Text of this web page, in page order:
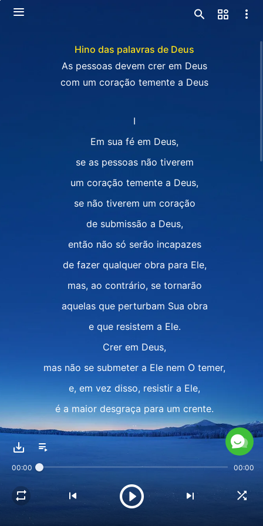
Hino das palavras de Deus
As pessoas devem crer em Deus
com um coração temente a Deus
I
Em sua fé em Deus,
se as pessoas não tiverem
um coração temente a Deus,
se não tiverem um coração
de submissão a Deus,
então não só serão incapazes
de fazer qualquer obra para Ele,
mas, ao contrário, se tornarão
aquelas que perturbam Sua obra
e que resistem a Ele.
Crer em Deus,
mas não se submeter a Ele nem O temer,
e, em vez disso, resistir a Ele,
é a maior desgraça para um crente.
II
Pessoas que genuinamente creem em Deus
sempre O têm em seu coração
e sempre levam dentro de si
um coração temente a Deus,
00:00 00:00